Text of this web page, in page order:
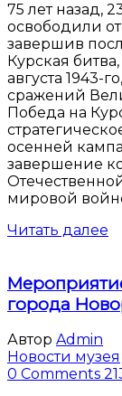
75 лет назад,
освободили от
завершив
Курская
августа 1943-
сражений
Победа на
осенней
завершение
мировой
Читать далее
города
Автор Admin
Новости музея
0 Comments